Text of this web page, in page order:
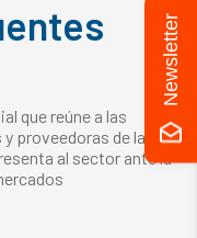
que reúne a las
proveedoras de la
al sector ante la
Newsletter